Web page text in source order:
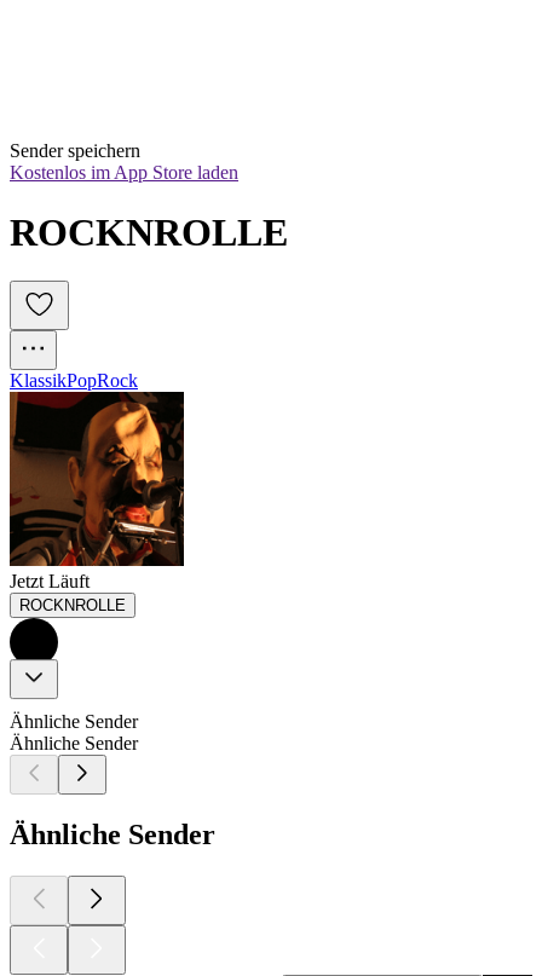
Sender speichern
Kostenlos im App Store laden
KlassikPopRock
Jetzt Läuft
ROCKNROLLE
Ähnliche Sender
Ähnliche Sender
Ähnliche Sender